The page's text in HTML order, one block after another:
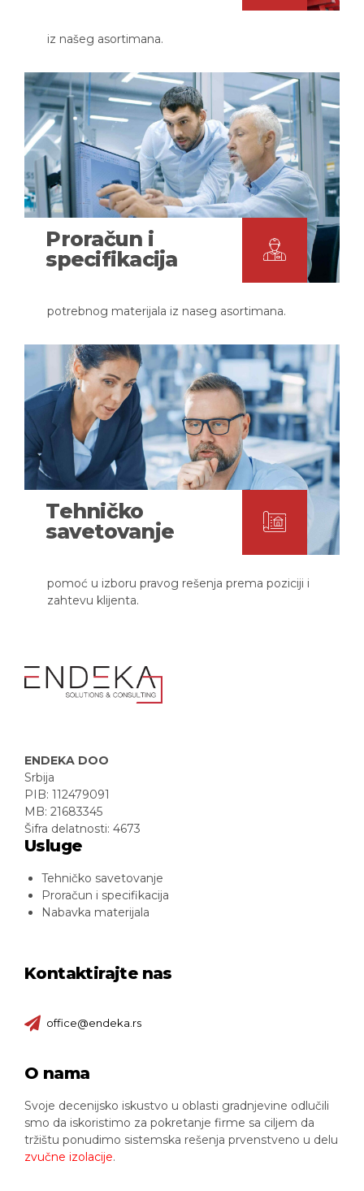
iz našeg asortimana.
Proračun i
specifikacija
potrebnog materijala iz naseg asortimana.
Tehničko
savetovanje
pomoć u izboru pravog rešenja prema poziciji i
zahtevu klijenta.
ENDEKA DOO
Srbija
PIB: 112479091
MB: 21683345
Šifra delatnosti: 4673
Usluge
Tehničko savetovanje
Proračun i specifikacija
Nabavka materijala
Kontaktirajte nas
office@endeka.rs
O nama
Svoje decenijsko iskustvo u oblasti gradnjevine odlučili
smo da iskoristimo za pokretanje firme sa ciljem da
tržištu ponudimo sistemska rešenja prvenstveno u delu
zvučne izolacije.